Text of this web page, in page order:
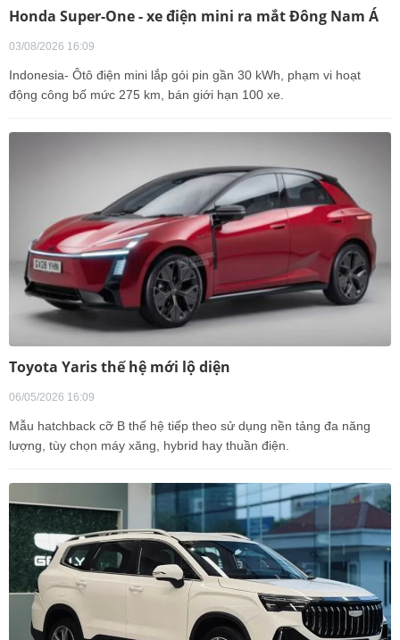
Honda Super-One - xe điện mini ra mắt Đông Nam Á
03/08/2026 16:09
Indonesia- Ôtô điện mini lắp gói pin gần 30 kWh, phạm vi hoạt
động công bố mức 275 km, bán giới hạn 100 xe.
Toyota Yaris thế hệ mới lộ diện
06/05/2026 16:09
Mẫu hatchback cỡ B thế hệ tiếp theo sử dụng nền tảng đa năng
lượng, tùy chọn máy xăng, hybrid hay thuần điện.